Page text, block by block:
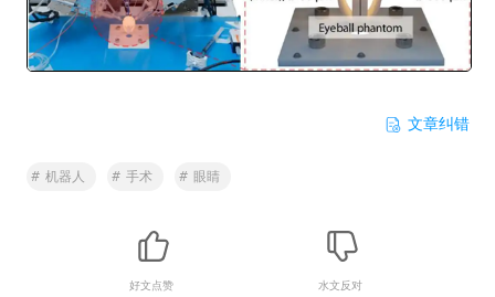
文章纠错
# 机器人 # 手术 # 眼睛
好文点赞 水文反对